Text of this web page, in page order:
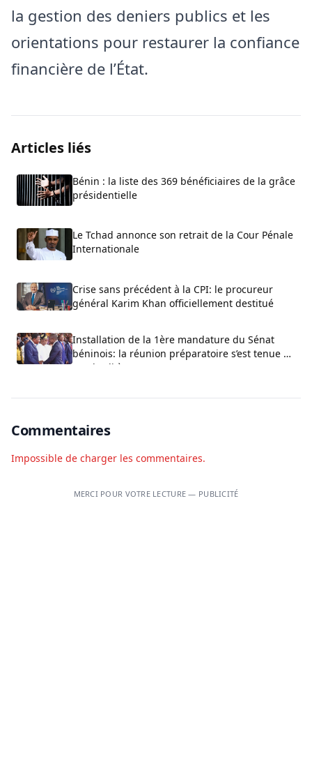
la gestion des deniers publics et les
orientations pour restaurer la confiance
financière de l’État.
Articles liés
Bénin : la liste des 369 bénéficiaires de la grâce
présidentielle
Le Tchad annonce son retrait de la Cour Pénale
Internationale
Crise sans précédent à la CPI: le procureur
général Karim Khan officiellement destitué
Installation de la 1ère mandature du Sénat
béninois: la réunion préparatoire s’est tenue ce
vendredi à Cotonou
Commentaires
Impossible de charger les commentaires.
MERCI POUR VOTRE LECTURE — PUBLICITÉ